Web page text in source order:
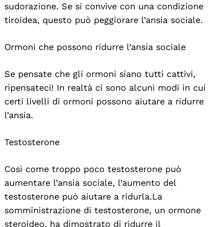
sudorazione. Se si convive con una condizione
tiroidea, questo può peggiorare l’ansia sociale.
Ormoni che possono ridurre l’ansia sociale
Se pensate che gli ormoni siano tutti cattivi,
ripensateci! In realtà ci sono alcuni modi in cui
certi livelli di ormoni possono aiutare a ridurre
l’ansia.
Testosterone
Così come troppo poco testosterone può
aumentare l’ansia sociale, l’aumento del
testosterone può aiutare a ridurla. La
somministrazione di testosterone, un ormone
steroideo, ha dimostrato di ridurre il